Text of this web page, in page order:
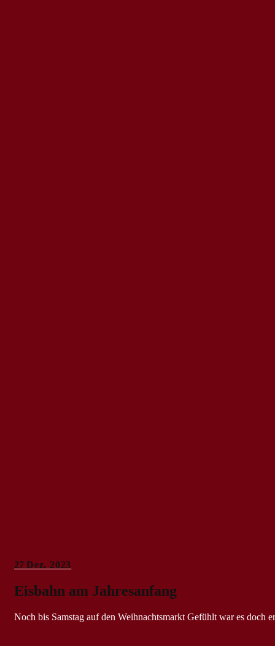
27 Dez. 2023
Eisbahn am Jahresanfang
Noch bis Samstag auf den Weihnachtsmarkt Gefühlt war es doch